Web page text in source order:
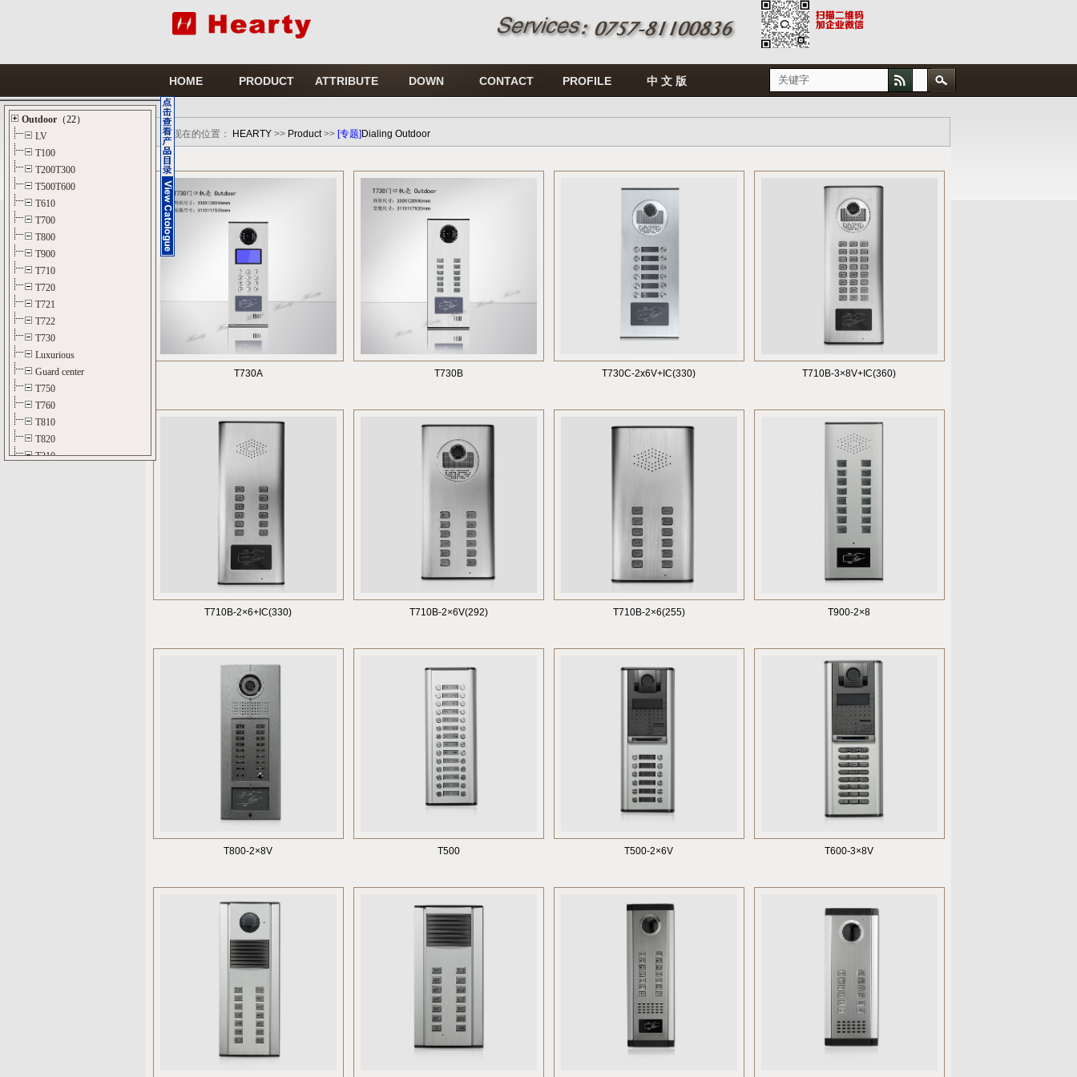
HOME PRODUCT ATTRIBUTE DOWN CONTACT PROFILE 中 文 版
您现在的位置： HEARTY >> Product>> [专题] Dialing Outdoor
T730A T730B T730C-2x6V+IC(330) T710B-3×8V+IC(360)
T710B-2×6+IC(330) T710B-2×6V(292) T710B-2×6(255) T900-2×8
T800-2×8V T500 T500-2×6V T600-3×8V